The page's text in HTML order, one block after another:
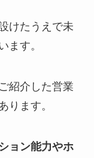
けたうえで未
ます。
紹介した営業
ります。
ョン能力やホ